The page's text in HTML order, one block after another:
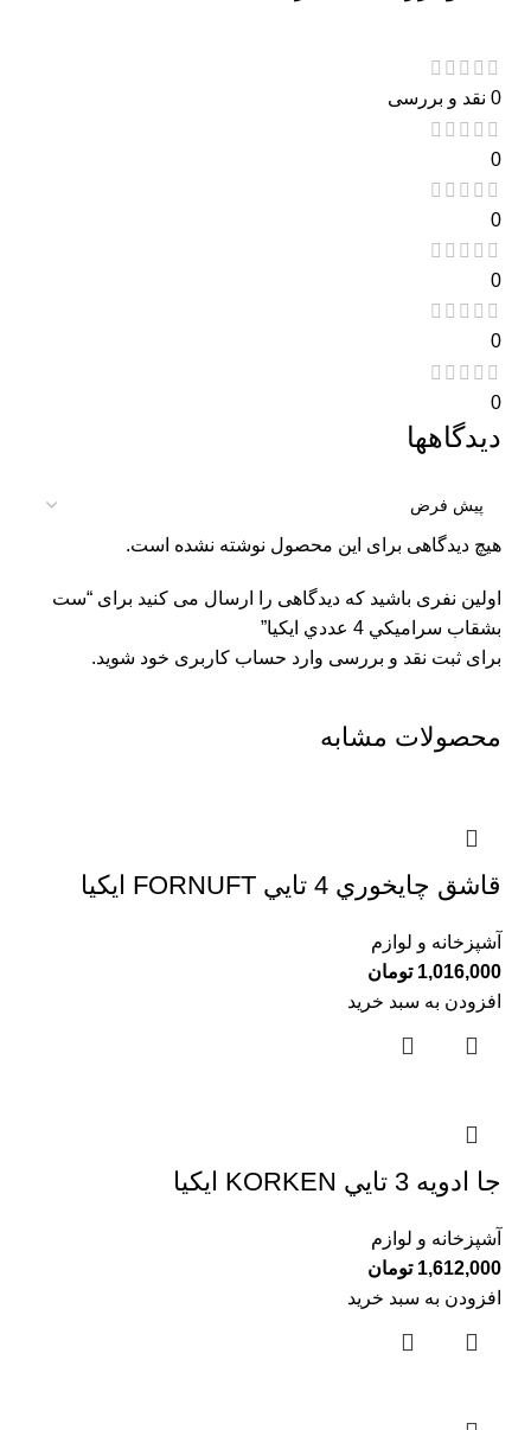
0 نقد و بررسی
0
0
0
0
0
دیدگاهها
هیچ دیدگاهی برای این محصول نوشته نشده است.
اولین نفری باشید که دیدگاهی را ارسال می کنید برای “ست
بشقاب سراميكي 4 عددي ايكيا”
برای ثبت نقد و بررسی وارد حساب کاربری خود شوید.
محصولات مشابه
قاشق چايخوري 4 تايي FORNUFT ايكيا
آشپزخانه و لوازم
1,016,000 تومان
افزودن به سبد خرید
جا ادويه 3 تايي KORKEN ايكيا
آشپزخانه و لوازم
1,612,000 تومان
افزودن به سبد خرید